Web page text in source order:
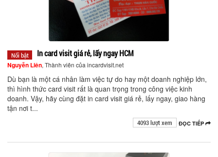
Nổi bật In card visit giá rẻ, lấy ngay HCM
Nguyễn Liên, Thành viên của incardvisit.net
Dù bạn là một cá nhân làm việc tự do hay một doanh nghiệp lớn,
thì hình thức card visit rất là quan trọng trong công việc kinh
doanh. Vậy, hãy cùng đặt in card visit giá rẻ, lấy ngay, giao hàng
tận nơi t...
ĐỌC TIẾP
4093 lượt xem